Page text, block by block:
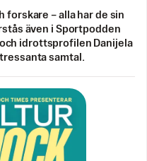
forskare – alla har de sin
även i Sportpodden
idrottsprofilen Danijela
samtal.